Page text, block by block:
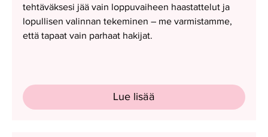
tehtäväksesi jää vain loppuvaiheen haastattelut ja
lopullisen valinnan tekeminen – me varmistamme,
että tapaat vain parhaat hakijat.
Lue lisää